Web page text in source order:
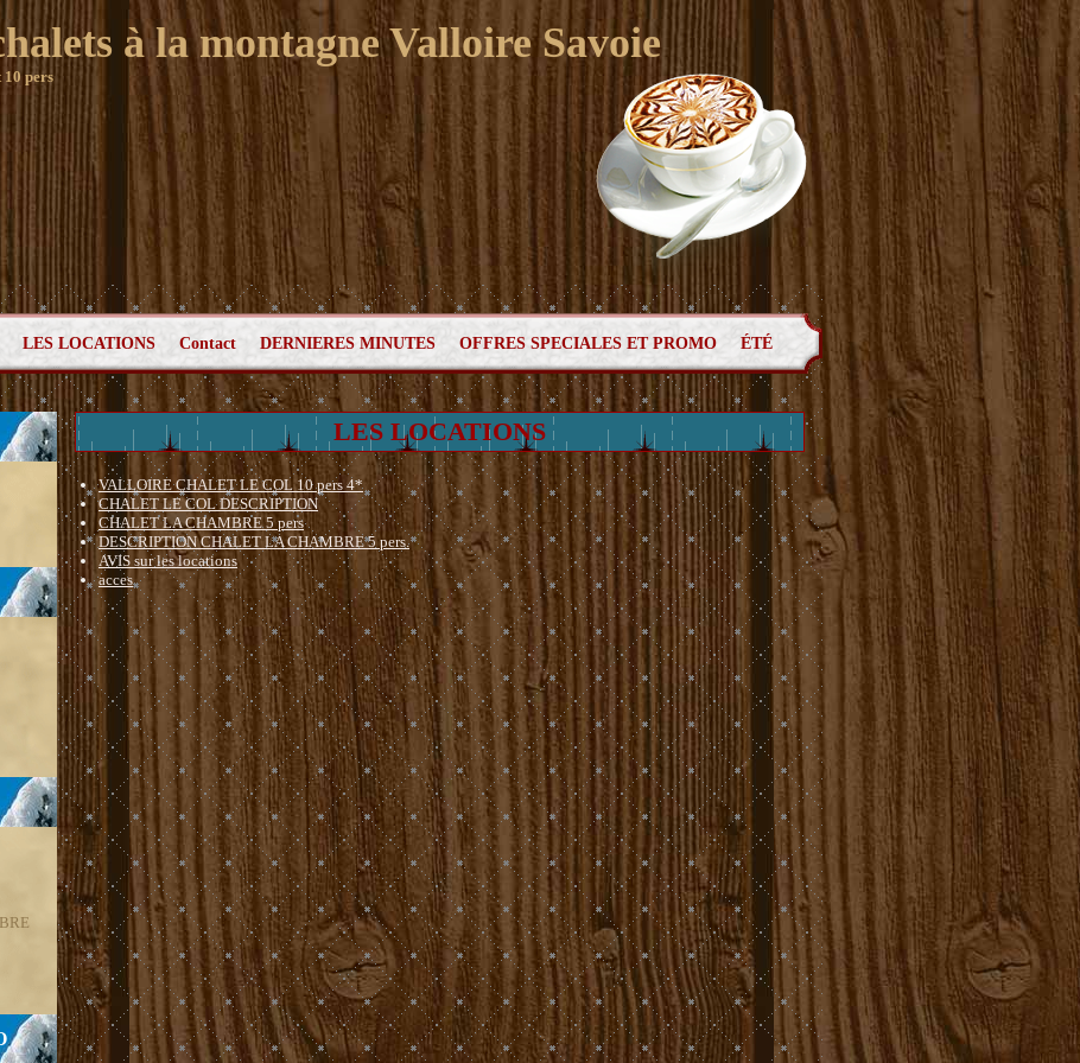
à la montagne Valloire Savoie
10 pers
LES LOCATIONS Contact DERNIERES MINUTES OFFRES SPECIALES ET PROMO ÉTÉ
LES LOCATIONS
VALLOIRE CHALET LE COL 10 pers 4*
CHALET LE COL DESCRIPTION
CHALET LA CHAMBRE 5 pers
DESCRIPTION CHALET LA CHAMBRE 5 pers.
AVIS sur les locations
acces